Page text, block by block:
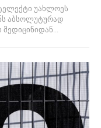
უახლოეს
აბსოლუტურად